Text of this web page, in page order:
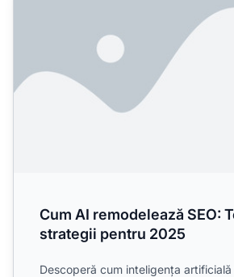
Cum AI remodelează SEO:
strategii pentru 2025
Descoperă cum inteligența